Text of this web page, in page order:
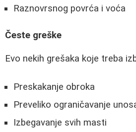
Raznovrsnog povrća i voća
Česte greške
Evo nekih grešaka koje treba
Preskakanje obroka
Preveliko ograničavanje
Izbegavanje svih masti